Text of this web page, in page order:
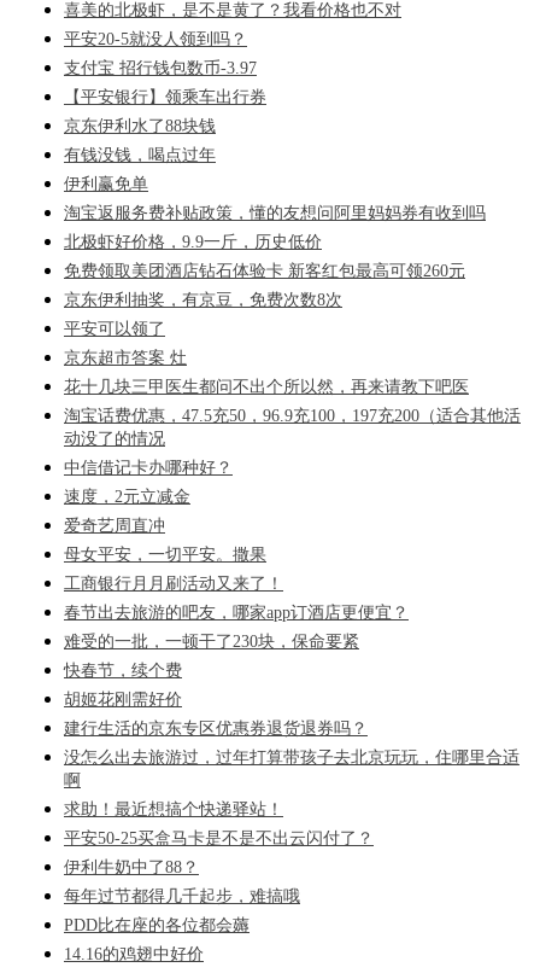
喜美的北极虾，是不是黄了？我看价格也不对
平安20-5就没人领到吗？
支付宝 招行钱包数币-3.97
【平安银行】领乘车出行券
京东伊利水了88块钱
有钱没钱，喝点过年
伊利赢免单
淘宝返服务费补贴政策，懂的友想问阿里妈妈券有收到吗
北极虾好价格，9.9一斤，历史低价
免费领取美团酒店钻石体验卡 新客红包最高可领260元
京东伊利抽奖，有京豆，免费次数8次
平安可以领了
京东超市答案 灶
花十几块三甲医生都问不出个所以然，再来请教下吧医
淘宝话费优惠，47.5充50，96.9充100，197充200（适合其他活
动没了的情况
中信借记卡办哪种好？
速度，2元立减金
爱奇艺周直冲
母女平安，一切平安。撒果
工商银行月月刷活动又来了！
春节出去旅游的吧友，哪家app订酒店更便宜？
难受的一批，一顿干了230块，保命要紧
快春节，续个费
胡姬花刚需好价
建行生活的京东专区优惠券退货退券吗？
没怎么出去旅游过，过年打算带孩子去北京玩玩，住哪里合适
啊
求助！最近想搞个快递驿站！
平安50-25买盒马卡是不是不出云闪付了？
伊利牛奶中了88？
每年过节都得几千起步，难搞哦
PDD比在座的各位都会薅
14.16的鸡翅中好价